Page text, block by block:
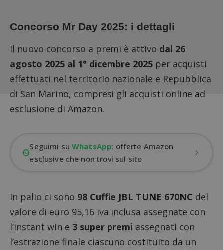
Concorso Mr Day 2025: i dettagli
Il nuovo concorso a premi è attivo dal 26
agosto 2025 al 1° dicembre 2025 per acquisti
effettuati nel territorio nazionale e Repubblica
di San Marino, compresi gli acquisti online ad
esclusione di Amazon.
Seguimi suWhatsApp: offerte Amazon
esclusive che non trovi sul sito
In palio ci sono 98 Cuffie JBL TUNE 670NC del
valore di euro 95,16 iva inclusa assegnate con
l’instant win e 3 super premi assegnati con
l’estrazione finale ciascuno costituito da un